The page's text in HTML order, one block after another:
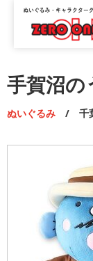
手賀沼の
ぬいぐるみ / 千